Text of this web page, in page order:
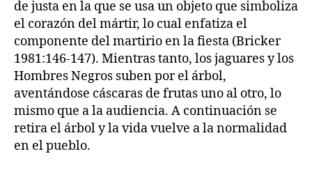
de justa en la que se usa un objeto que simboliza
el corazón del mártir, lo cual enfatiza el
componente del martirio en la fiesta (Bricker
1981:146-147). Mientras tanto, los jaguares y los
Hombres Negros suben por el árbol,
aventándose cáscaras de frutas uno al otro, lo
mismo que a la audiencia. A continuación se
retira el árbol y la vida vuelve a la normalidad
en el pueblo.